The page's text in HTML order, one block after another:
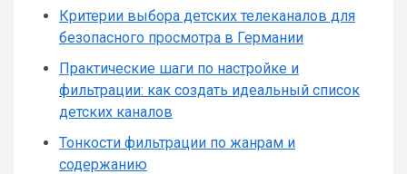
Критерии выбора детских телеканалов для
безопасного просмотра в Германии
Практические шаги по настройке и
фильтрации: как создать идеальный список
детских каналов
Тонкости фильтрации по жанрам и
содержанию